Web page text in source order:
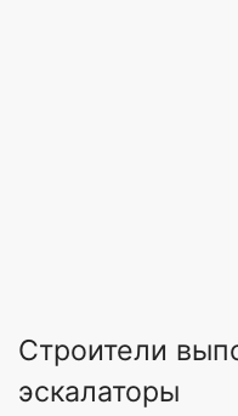
Строители
эскалаторы